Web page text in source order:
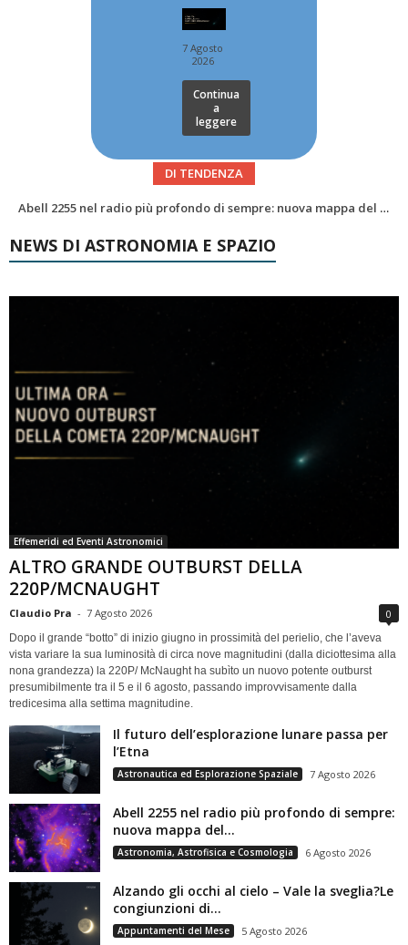
7 Agosto
2026
Continua
a
leggere
DI TENDENZA
Alzando gli occhi al cielo – Vale la sveglia?Le congiunzioni di agosto 2026
NEWS DI ASTRONOMIA E SPAZIO
Effemeridi ed Eventi Astronomici
ALTRO GRANDE OUTBURST DELLA
220P/MCNAUGHT
Claudio Pra - 7 Agosto 2026 0
Dopo il grande “botto” di inizio giugno in prossimità del perielio, che l’aveva
vista variare la sua luminosità di circa nove magnitudini (dalla diciottesima alla
nona grandezza) la 220P/ McNaught ha subìto un nuovo potente outburst
presumibilmente tra il 5 e il 6 agosto, passando improvvisamente dalla
tredicesima alla settima magnitudine.
Il futuro dell’esplorazione lunare passa per
l’Etna
Astronautica ed Esplorazione Spaziale 7 Agosto 2026
Abell 2255 nel radio più profondo di sempre:
nuova mappa del...
Astronomia, Astrofisica e Cosmologia 6 Agosto 2026
Alzando gli occhi al cielo – Vale la sveglia?Le
congiunzioni di...
Appuntamenti del Mese 5 Agosto 2026